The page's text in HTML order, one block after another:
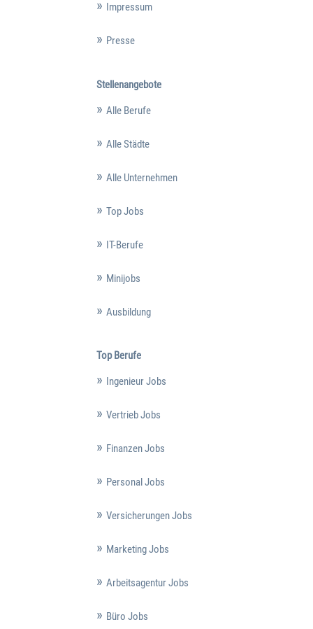
Impressum
Presse
Stellenangebote
Alle Berufe
Alle Städte
Alle Unternehmen
Top Jobs
IT-Berufe
Minijobs
Ausbildung
Top Berufe
Ingenieur Jobs
Vertrieb Jobs
Finanzen Jobs
Personal Jobs
Versicherungen Jobs
Marketing Jobs
Arbeitsagentur Jobs
Büro Jobs